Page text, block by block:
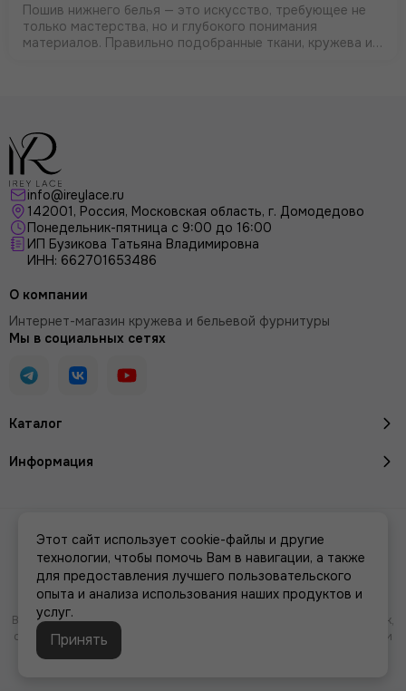
Пошив нижнего белья — это искусство, требующее не
только мастерства, но и глубокого понимания
материалов. Правильно подобранные ткани, кружева и
info@ireylace.ru
142001, Россия, Московская область, г. Домодедово
Понедельник-пятница с 9:00 до 16:00
ИП Бузикова Татьяна Владимировна
ИНН: 662701653486
Каталог
Информация
О компании
Интернет-магазин кружева и бельевой фурнитуры
Мы в социальных сетях
2026 © Кружево и бельевая фурнитура IreyLace.Карта сайта
MOSK.STUDIO для платформы InSales
Вся представленная на сайте информация, касающаяся характеристик,
стоимости товаров и услуг, носит информационный характер и ни при
каких условиях не является публичной офертой, определяемой
Этот сайт использует cookie-файлы и другие
технологии, чтобы помочь Вам в навигации, а также
для предоставления лучшего пользовательского
опыта и анализа использования наших продуктов и
услуг.
Принять